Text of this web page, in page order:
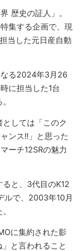
歴史の証人」。
集する企画で、現
当した元日産自動
る2024年3月26
に担当した1台
しては「このク
ンス!!」と思った
ーチ12SRの魅力
と、3代目のK12
ルで、2003年10月
に集約された影
と言われること